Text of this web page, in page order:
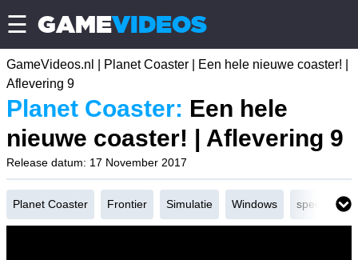
☰ GAMEVIDEOS
GameVideos.nl Planet Coaster
Een hele nieuwe coaster! |
Aflevering 9
Planet Coaster: Een hele
nieuwe coaster! | Aflevering 9
Release datum: 17 November 2017
Planet Coaster Frontier Simulatie Windows speedbuild